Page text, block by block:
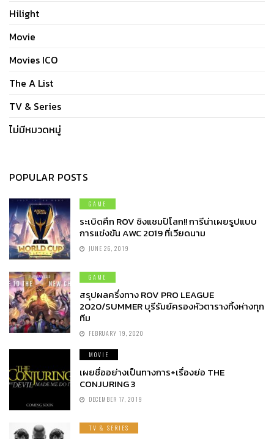
Hilight
Movie
Movies ICO
The A List
TV & Series
ไม่มีหมวดหมู่
POPULAR POSTS
GAME
ระเบิดศึก ROV ชิงแชมป์โลก!! การีน่าเผยรูปแบบ
การแข่งขัน AWC 2019 ที่เวียดนาม
JUNE 26, 2019
GAME
สรุปผลครึ่งทาง ROV PRO LEAGUE
2020/SUMMER บุรีรัมย์ครองหัวตารางทิ้งห่างทุก
ทีม
FEBRUARY 19, 2020
MOVIE
เผยชื่ออย่างเป็นทางการ+เรื่องย่อ THE
CONJURING 3
DECEMBER 17, 2019
TV & SERIES